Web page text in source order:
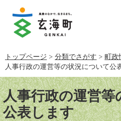
で
す。
ば
し
て
本
文
へ
トップページ > 分類でさがす > 町政
人事行政の運営等の状況について公
本
文人事行政の運営等
公表します